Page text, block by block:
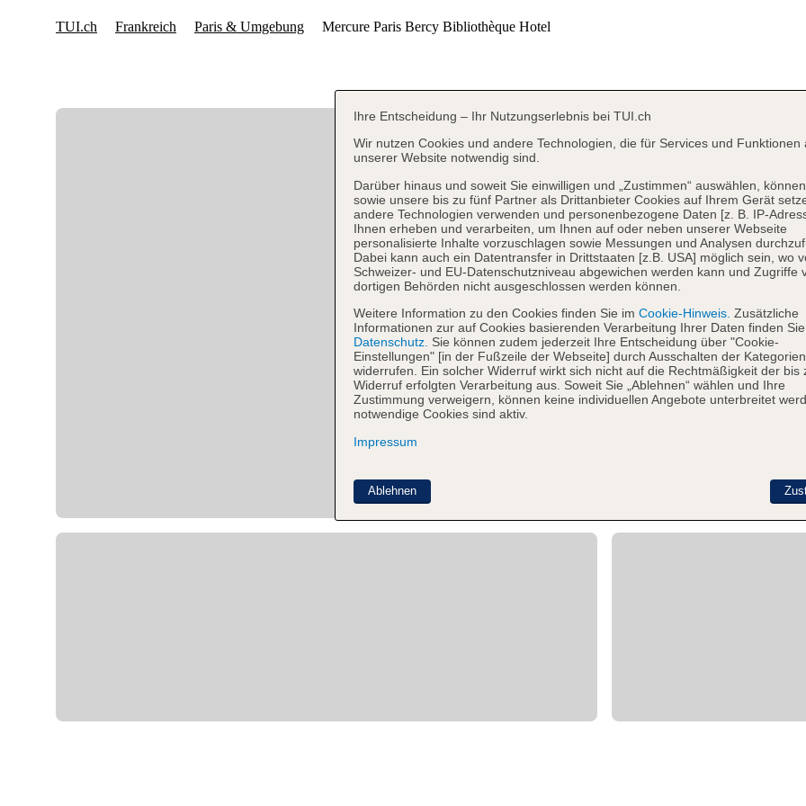
Ihre Entscheidung – Ihr Nutzungserlebnis bei TUI.ch
Wir nutzen Cookies und andere Technologien, die für Services und Funktionen
unserer Website notwendig sind.
Darüber hinaus und soweit Sie einwilligen und „Zustimmen“ auswählen,
sowie unsere bis zu fünf Partner als Drittanbieter Cookies auf Ihrem Gerät
andere Technologien verwenden und personenbezogene Daten [z. B. IP-
Ihnen erheben und verarbeiten, um Ihnen auf oder neben unserer Webseite
personalisierte Inhalte vorzuschlagen sowie Messungen und Analysen
Dabei kann auch ein Datentransfer in Drittstaaten [z.B. USA] möglich sein, wo
Schweizer- und EU-Datenschutzniveau abgewichen werden kann und Zugriffe
dortigen Behörden nicht ausgeschlossen werden können.
Weitere Information zu den Cookies finden Sie im Cookie-Hinweis. Zusätzliche
Informationen zur auf Cookies basierenden Verarbeitung Ihrer Daten finden
Datenschutz. Sie können zudem jederzeit Ihre Entscheidung über "Cookie-
Einstellungen" [in der Fußzeile der Webseite] durch Ausschalten der Kategorien
widerrufen. Ein solcher Widerruf wirkt sich nicht auf die Rechtmäßigkeit der bis
Widerruf erfolgten Verarbeitung aus. Soweit Sie „Ablehnen“ wählen und Ihre
Zustimmung verweigern, können keine individuellen Angebote unterbreitet
notwendige Cookies sind aktiv.
Impressum
Ablehnen